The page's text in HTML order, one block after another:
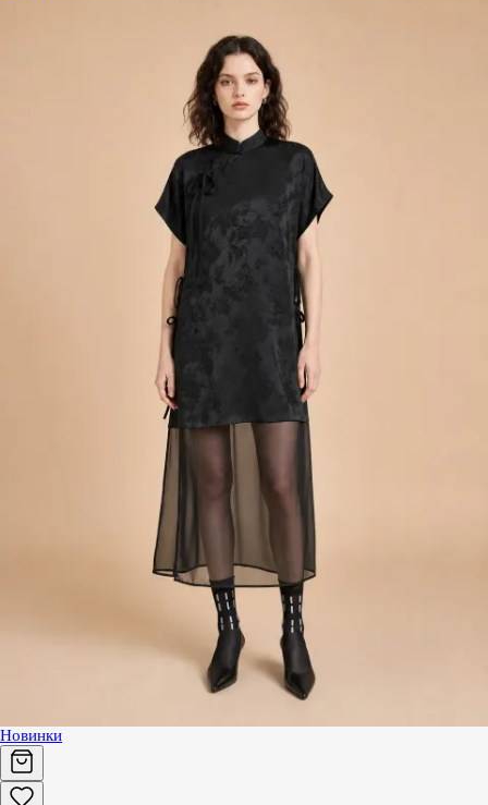
Новинки